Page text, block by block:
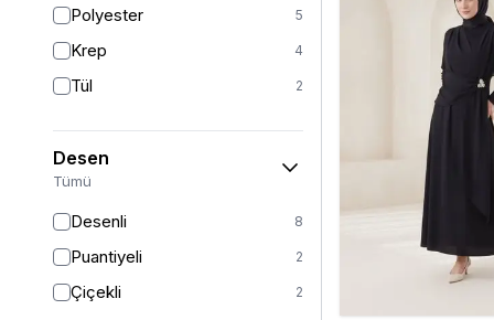
Polyester 5
Krep 4
Tül 2
Desen
Tümü
Desenli 8
Puantiyeli 2
Çiçekli 2